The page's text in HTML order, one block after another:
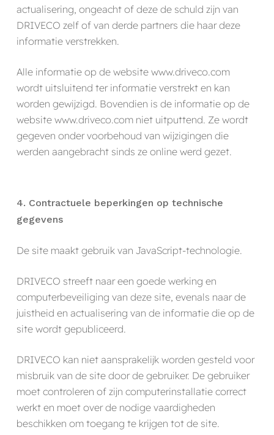
actualisering, ongeacht of deze de schuld zijn van
DRIVECO zelf of van derde partners die haar deze
informatie verstrekken.
Alle informatie op de website www.driveco.com
wordt uitsluitend ter informatie verstrekt en kan
worden gewijzigd. Bovendien is de informatie op de
website www.driveco.com niet uitputtend. Ze wordt
gegeven onder voorbehoud van wijzigingen die
werden aangebracht sinds ze online werd gezet.
4. Contractuele beperkingen op technische
gegevens
De site maakt gebruik van JavaScript-technologie.
DRIVECO streeft naar een goede werking en
computerbeveiliging van deze site, evenals naar de
juistheid en actualisering van de informatie die op de
site wordt gepubliceerd.
DRIVECO kan niet aansprakelijk worden gesteld voor
misbruik van de site door de gebruiker. De gebruiker
moet controleren of zijn computerinstallatie correct
werkt en moet over de nodige vaardigheden
beschikken om toegang te krijgen tot de site.